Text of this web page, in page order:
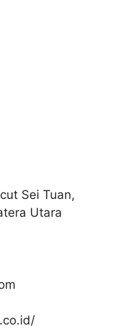
Sei Tuan,
Utara